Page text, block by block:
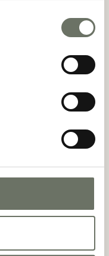
högt ställda
och modern
Stockholm stad
säger Sofia